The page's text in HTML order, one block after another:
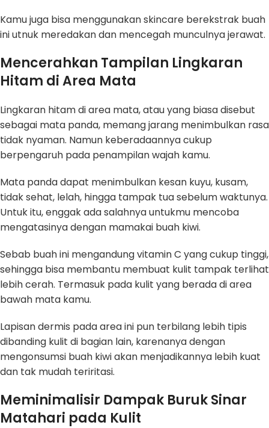
Kamu juga bisa menggunakan skincare berekstrak buah
ini utnuk meredakan dan mencegah munculnya jerawat.
Mencerahkan Tampilan Lingkaran
Hitam di Area Mata
Lingkaran hitam di area mata, atau yang biasa disebut
sebagai mata panda, memang jarang menimbulkan rasa
tidak nyaman. Namun keberadaannya cukup
berpengaruh pada penampilan wajah kamu.
Mata panda dapat menimbulkan kesan kuyu, kusam,
tidak sehat, lelah, hingga tampak tua sebelum waktunya.
Untuk itu, enggak ada salahnya untukmu mencoba
mengatasinya dengan mamakai buah kiwi.
Sebab buah ini mengandung vitamin C yang cukup tinggi,
sehingga bisa membantu membuat kulit tampak terlihat
lebih cerah. Termasuk pada kulit yang berada di area
bawah mata kamu.
Lapisan dermis pada area ini pun terbilang lebih tipis
dibanding kulit di bagian lain, karenanya dengan
mengonsumsi buah kiwi akan menjadikannya lebih kuat
dan tak mudah teriritasi.
Meminimalisir Dampak Buruk Sinar
Matahari pada Kulit